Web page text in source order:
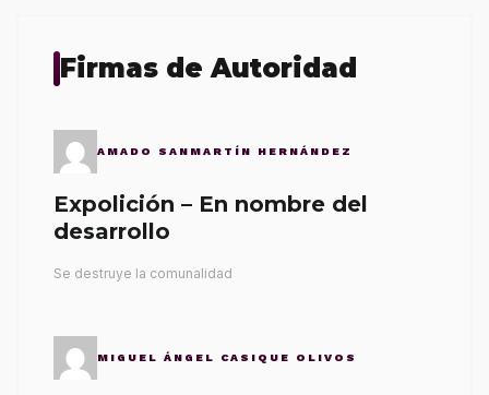
Firmas de Autoridad
AMADO SANMARTÍN HERNÁNDEZ
Expolición – En nombre del
desarrollo
Se destruye la comunalidad
MIGUEL ÁNGEL CASIQUE OLIVOS